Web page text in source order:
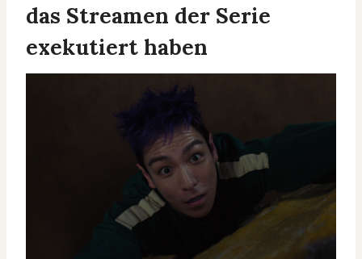
das Streamen der Serie
exekutiert haben